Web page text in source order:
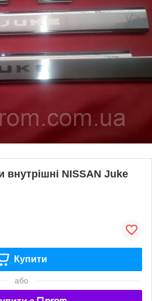
внутрішні NISSAN Juke
Купити
або